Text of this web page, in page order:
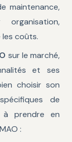
maintenance,
coûts.
sur le marché,
et ses
choisir son
de
à prendre en
: